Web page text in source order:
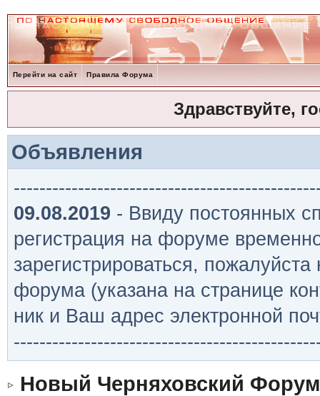
Перейти на сайт Правила Форума
Здравствуйте,
Объявления
09.08.2019 - Ввиду постоянных
регистрация на форуме
зарегистрироваться,
форума (указана на странице
ник и Ваш адрес электронной
Новый Черняховский Форум